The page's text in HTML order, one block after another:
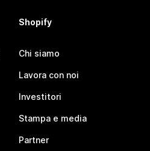
Shopify
Chi siamo
Lavora con noi
Investitori
Stampa e media
Partner